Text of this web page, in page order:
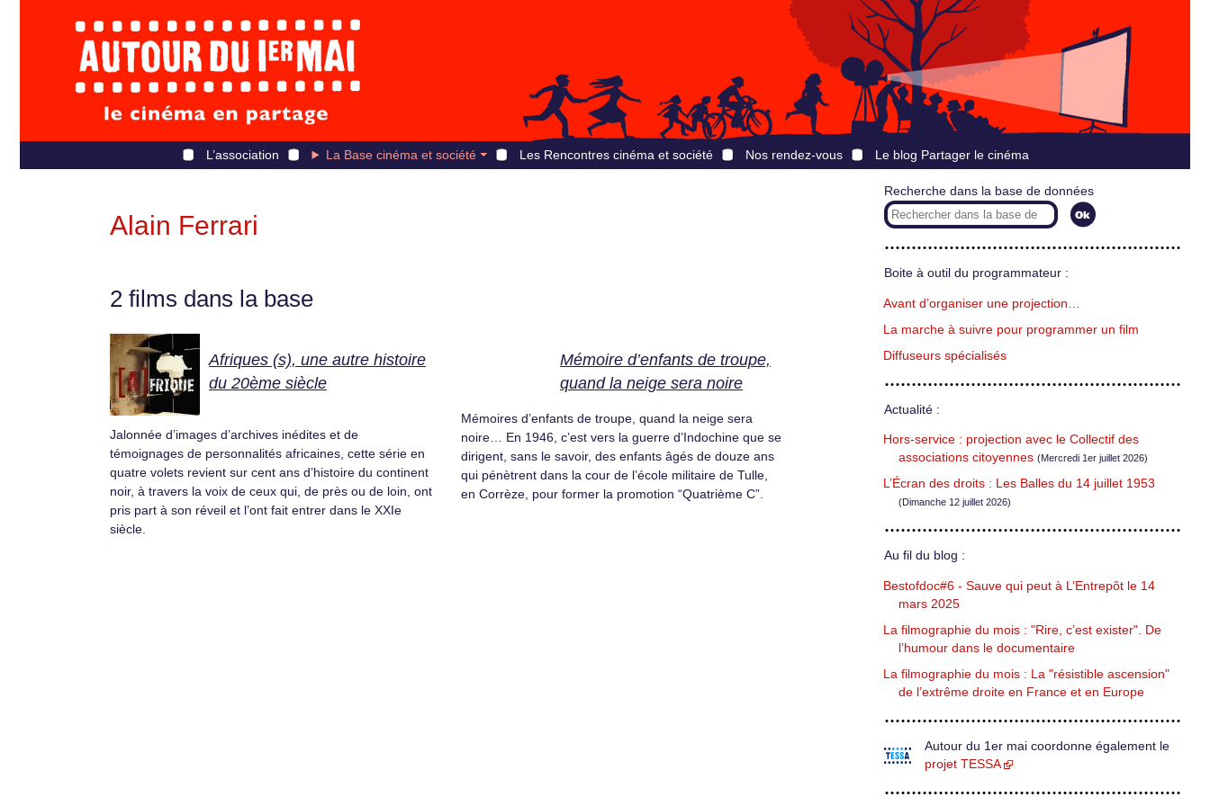
L’association La Base cinéma et société Les Rencontres cinéma et société Nos rendez-vous Le blog Partager le cinéma
Alain Ferrari
2 films dans la base
Afriques (s), une autre histoire
du 20ème siècle
Jalonnée d’images d’archives inédites et de
témoignages de personnalités africaines, cette série en
quatre volets revient sur cent ans d’histoire du continent
noir, à travers la voix de ceux qui, de près ou de loin, ont
pris part à son réveil et l’ont fait entrer dans le XXIe
siècle.
Mémoire d’enfants de troupe,
quand la neige sera noire
Mémoires d’enfants de troupe, quand la neige sera
noire… En 1946, c’est vers la guerre d’Indochine que se
dirigent, sans le savoir, des enfants âgés de douze ans
qui pénètrent dans la cour de l’école militaire de Tulle,
en Corrèze, pour former la promotion “Quatrième C”.
Recherche dans la base de données
Boite à outil du programmateur :
Avant d’organiser une projection…
La marche à suivre pour programmer un film
Diffuseurs spécialisés
Actualité :
Hors-service : projection avec le Collectif des
associations citoyennes (Mercredi 1er juillet 2026)
L’Écran des droits : Les Balles du 14 juillet 1953
(Dimanche 12 juillet 2026)
Au fil du blog :
Bestofdoc#6 - Sauve qui peut à L’Entrepôt le 14
mars 2025
La filmographie du mois : "Rire, c’est exister". De
l’humour dans le documentaire
La filmographie du mois : La "résistible ascension"
de l’extrême droite en France et en Europe
Autour du 1er mai coordonne également le
projet TESSA